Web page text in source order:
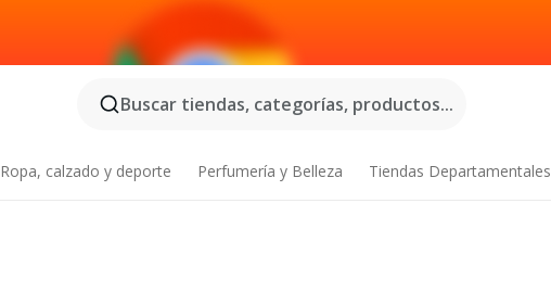
Buscar tiendas, categorías, productos...
Ropa, calzado y deporte Perfumería y Belleza Tiendas Departamentales